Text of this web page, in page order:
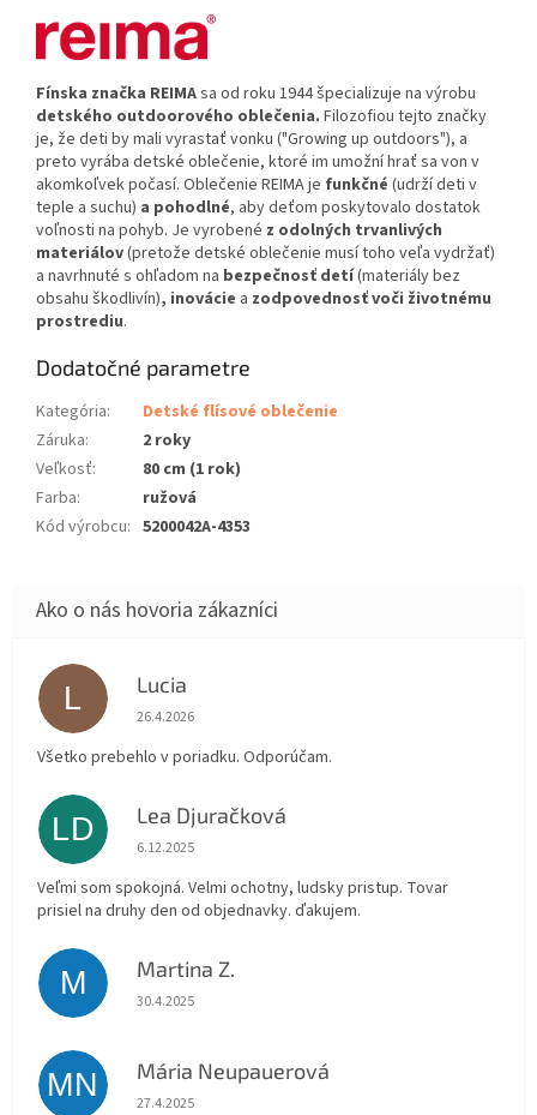
Fínska značka REIMAsa od roku 1944 špecializuje na výrobu
detského outdoorového oblečenia. Filozofiou tejto značky
je, že deti by mali vyrastať vonku ("Growing up outdoors"), a
preto vyrába detské oblečenie, ktoré im umožní hrať sa von v
akomkoľvek počasí. Oblečenie REIMA je funkčné (udrží deti v
teple a suchu) a pohodlné, aby deťom poskytovalo dostatok
voľnosti na pohyb. Je vyrobené z odolných trvanlivých
materiálov(pretože detské oblečenie musí toho veľa vydržať)
a navrhnuté s ohľadom na bezpečnosť detí(materiály bez
obsahu škodlivín), inovácie a zodpovednosť voči životnému
prostrediu.
Dodatočné parametre
Kategória:
Detské flísové oblečenie
Záruka:
2 roky
Veľkosť:
80 cm (1 rok)
Farba:
ružová
Kód výrobcu: 5200042A-4353
L Lucia
Hodnotenie obchodu je 5 z 5 hviezdičiek.
26.4.2026
Všetko prebehlo v poriadku. Odporúčam.
LD Lea Djuračková
Hodnotenie obchodu je 5 z 5 hviezdičiek.
6.12.2025
Veľmi som spokojná. Velmi ochotny, ludsky pristup. Tovar
prisiel na druhy den od objednavky. ďakujem.
M Martina Z.
Hodnotenie obchodu je 5 z 5 hviezdičiek.
30.4.2025
MN Mária Neupauerová
Hodnotenie obchodu je 5 z 5 hviezdičiek.
27.4.2025